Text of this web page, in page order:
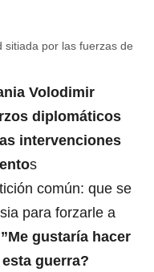
sitiada por las fuerzas de
Volodimir
diplomáticos
intervenciones
s
común: que se
para forzarle a
”Me gustaría hacer
guerra?